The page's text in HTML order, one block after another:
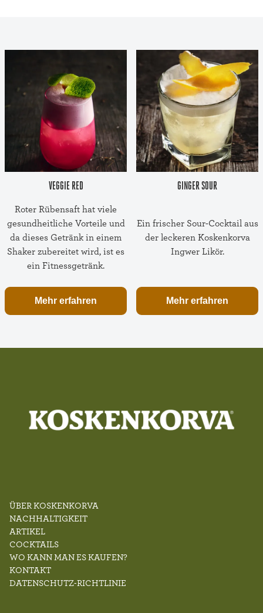
VEGGIE RED
Roter Rübensaft hat viele
gesundheitliche Vorteile und
da dieses Getränk in einem
Shaker zubereitet wird, ist es
ein Fitnessgetränk.
Mehr erfahren
GINGER SOUR
Ein frischer Sour-Cocktail aus
der leckeren Koskenkorva
Ingwer Likör.
Mehr erfahren
ÜBER KOSKENKORVA
NACHHALTIGKEIT
ARTIKEL
COCKTAILS
WO KANN MAN ES KAUFEN?
KONTAKT
DATENSCHUTZ-RICHTLINIE